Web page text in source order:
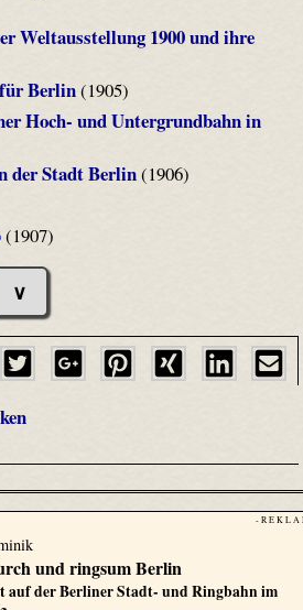
Weltausstellung 1900 und ihre
Berlin(1905)
Hoch- und Untergrundbahn in
der Stadt Berlin(1906)
(1907)
∨
- R E K L A
und ringsum Berlin
auf der Berliner Stadt- und Ringbahn im